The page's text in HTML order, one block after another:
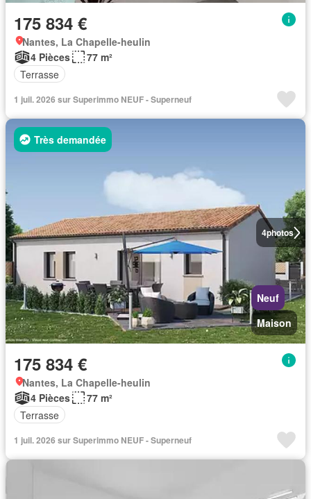
175 834 €
Nantes, La Chapelle-heulin
4 Pièces
77 m²
Terrasse
1 juil. 2026 sur Superimmo NEUF - Superneuf
4photos
Très demandée
Neuf
Maison
175 834 €
Nantes, La Chapelle-heulin
4 Pièces
77 m²
Terrasse
1 juil. 2026 sur Superimmo NEUF - Superneuf